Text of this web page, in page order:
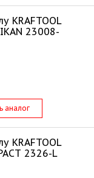
KRAFTOOL
23008-
аналог
KRAFTOOL
2326-L